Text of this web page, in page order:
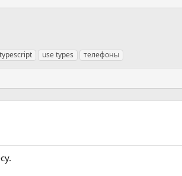
typescript use types телефоны